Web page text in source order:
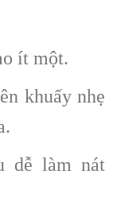
ít một.
khuấy nhẹ
dễ làm nát